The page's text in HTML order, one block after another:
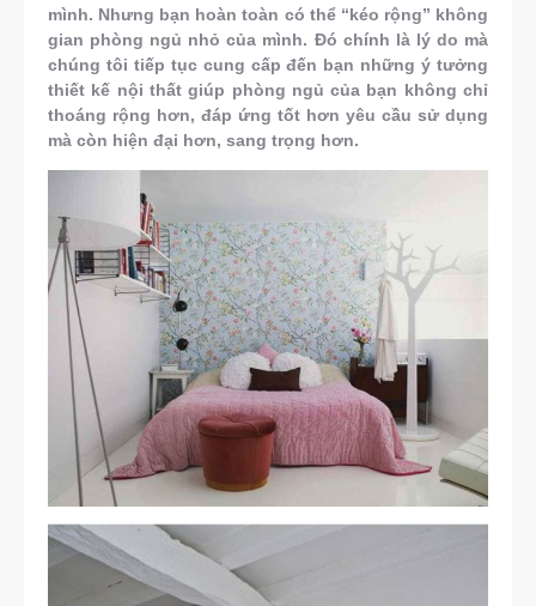
mình. Nhưng bạn hoàn toàn có thể “kéo rộng” không
gian phòng ngủ nhỏ của mình. Đó chính là lý do mà
chúng tôi tiếp tục cung cấp đến bạn những ý tưởng
thiết kế nội thất giúp phòng ngủ của bạn không chỉ
thoáng rộng hơn, đáp ứng tốt hơn yêu cầu sử dụng
mà còn hiện đại hơn, sang trọng hơn.